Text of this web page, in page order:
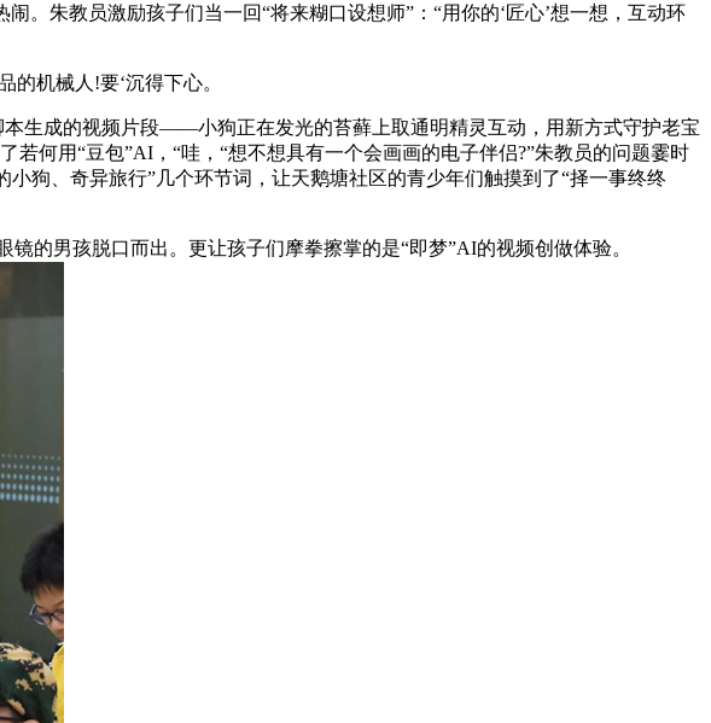
。朱教员激励孩子们当一回“将来糊口设想师”：“用你的‘匠心’想一想，互动环
机械人!要‘沉得下心。
生成的视频片段——小狗正在发光的苔藓上取通明精灵互动，用新方式守护老宝
何用“豆包”AI，“哇，“想不想具有一个会画画的电子伴侣?”朱教员的问题霎时
狗、奇异旅行”几个环节词，让天鹅塘社区的青少年们触摸到了“择一事终终
男孩脱口而出。更让孩子们摩拳擦掌的是“即梦”AI的视频创做体验。